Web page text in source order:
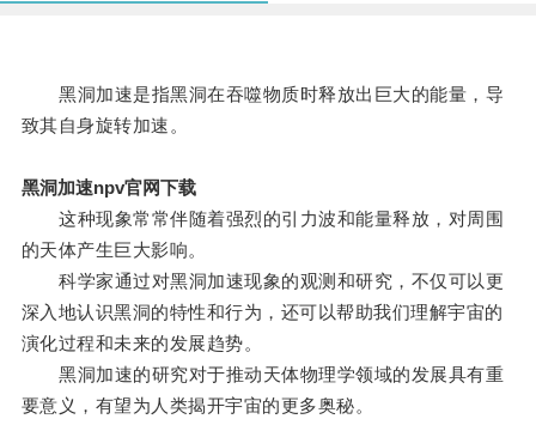
黑洞加速是指黑洞在吞噬物质时释放出巨大的能量，导
致其自身旋转加速。
黑洞加速npv官网下载
这种现象常常伴随着强烈的引力波和能量释放，对周围
的天体产生巨大影响。
科学家通过对黑洞加速现象的观测和研究，不仅可以更
深入地认识黑洞的特性和行为，还可以帮助我们理解宇宙的
演化过程和未来的发展趋势。
黑洞加速的研究对于推动天体物理学领域的发展具有重
要意义，有望为人类揭开宇宙的更多奥秘。